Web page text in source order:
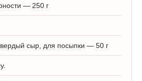
— 250 г
сыр, для посыпки — 50 г